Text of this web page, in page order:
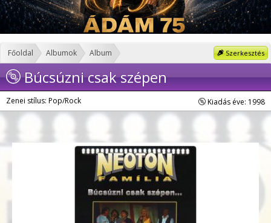
Szerkesztés
Főoldal Albumok Album
Búcsúzni csak szépen
Zenei stílus: Pop/Rock Kiadás éve: 1998